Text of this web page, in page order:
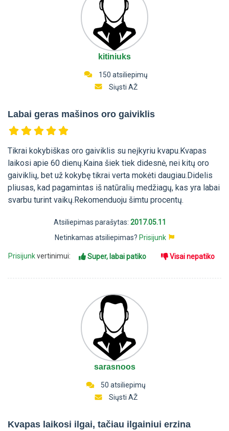
kitiniuks
150 atsiliepimų
Siųsti AŽ
Labai geras mašinos oro gaiviklis
Tikrai kokybiškas oro gaiviklis su neįkyriu kvapu.Kvapas
laikosi apie 60 dienų.Kaina šiek tiek didesnė, nei kitų oro
gaiviklių, bet už kokybę tikrai verta mokėti daugiau.Didelis
pliusas, kad pagamintas iš natūralių medžiagų, kas yra labai
svarbu turint vaikų.Rekomenduoju šimtu procentų.
Atsiliepimas parašytas: 2017.05.11
Netinkamas atsiliepimas? Prisijunk
Prisijunkvertinimui: Super, labai patiko Visai nepatiko
sarasnoos
50 atsiliepimų
Siųsti AŽ
Kvapas laikosi ilgai, tačiau ilgainiui erzina